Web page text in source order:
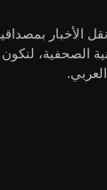
الصحفية،